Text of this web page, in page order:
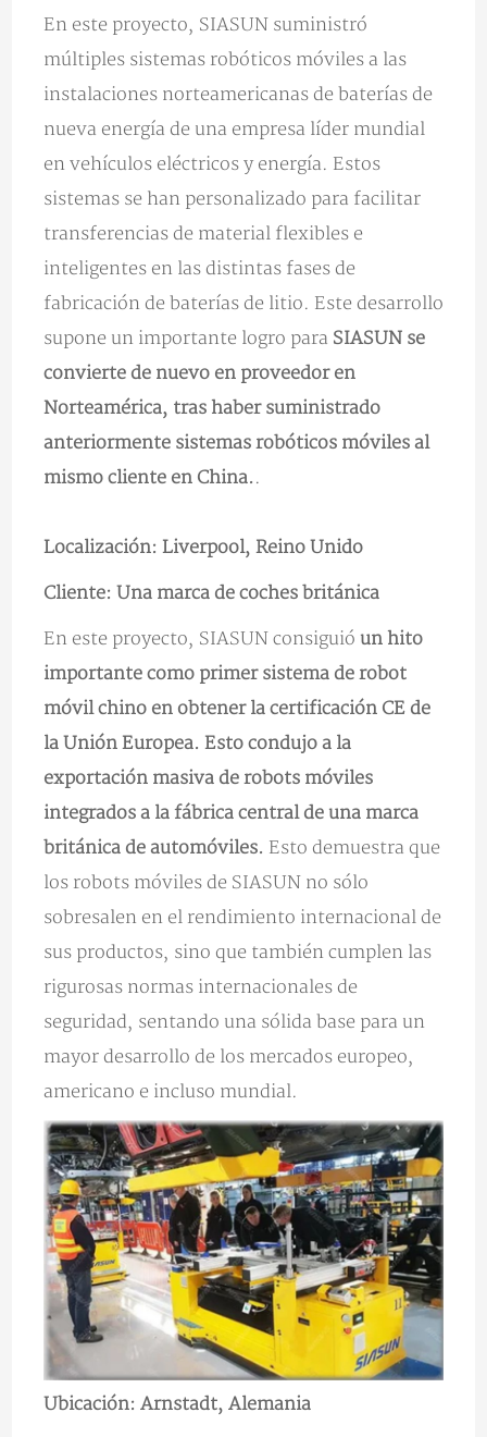
En este proyecto, SIASUN suministró
múltiples sistemas robóticos móviles a las
instalaciones norteamericanas de baterías de
nueva energía de una empresa líder mundial
en vehículos eléctricos y energía. Estos
sistemas se han personalizado para facilitar
transferencias de material flexibles e
inteligentes en las distintas fases de
fabricación de baterías de litio. Este desarrollo
supone un importante logro para SIASUN se
convierte de nuevo en proveedor en
Norteamérica, tras haber suministrado
anteriormente sistemas robóticos móviles al
mismo cliente en China. .
Localización: Liverpool, Reino Unido
Cliente: Una marca de coches británica
En este proyecto, SIASUN consiguió un hito
importante como primer sistema de robot
móvil chino en obtener la certificación CE de
la Unión Europea. Esto condujo a la
exportación masiva de robots móviles
integrados a la fábrica central de una marca
británica de automóviles. Esto demuestra que
los robots móviles de SIASUN no sólo
sobresalen en el rendimiento internacional de
sus productos, sino que también cumplen las
rigurosas normas internacionales de
seguridad, sentando una sólida base para un
mayor desarrollo de los mercados europeo,
americano e incluso mundial.
Ubicación: Arnstadt, Alemania